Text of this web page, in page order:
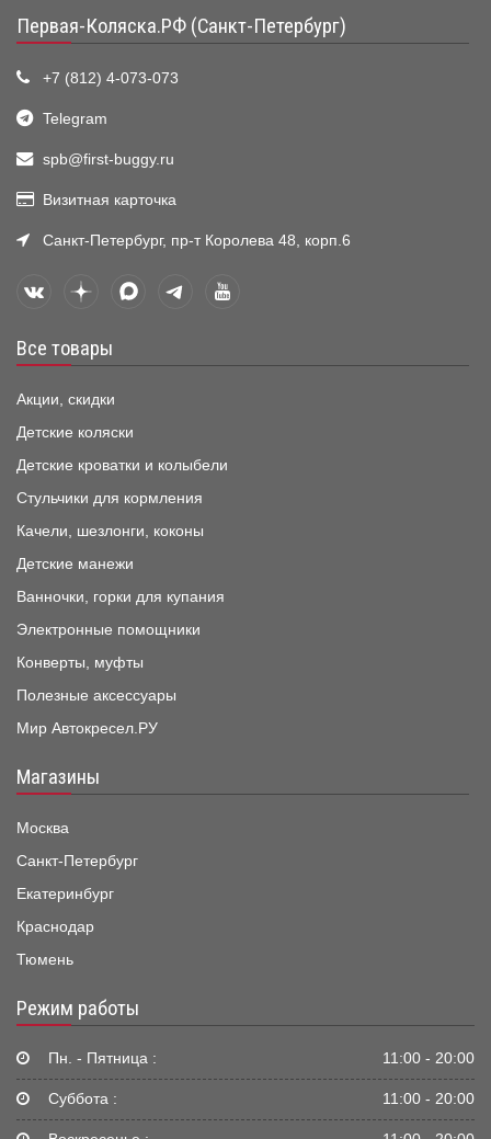
Первая-Коляска.РФ (Санкт-Петербург)
+7 (812) 4-073-073
Telegram
spb@first-buggy.ru
Визитная карточка
Санкт-Петербург, пр-т Королева 48, корп.6
Все товары
Акции, скидки
Детские коляски
Детские кроватки и колыбели
Стульчики для кормления
Качели, шезлонги, коконы
Детские манежи
Ванночки, горки для купания
Электронные помощники
Конверты, муфты
Полезные аксессуары
Мир Автокресел.РУ
Магазины
Москва
Санкт-Петербург
Екатеринбург
Краснодар
Тюмень
Режим работы
Пн. - Пятница : 11:00 - 20:00
Суббота : 11:00 - 20:00